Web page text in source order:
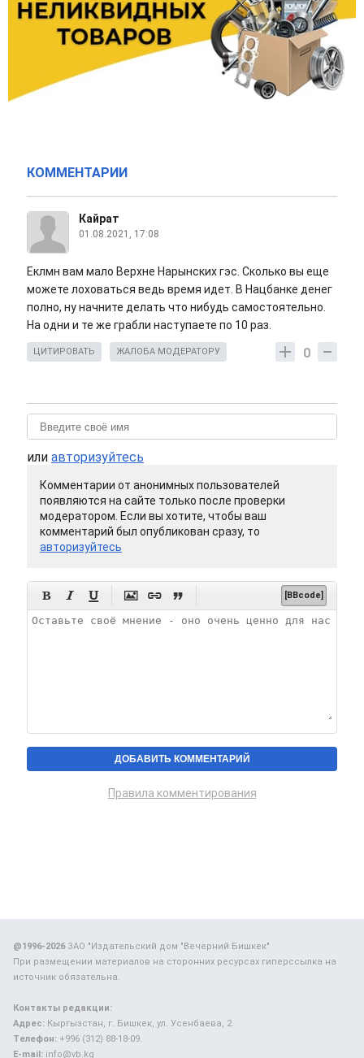
КОММЕНТАРИИ
Кайрат
01.08.2021, 17:08
Еклмн вам мало Верхне Нарынских гэс. Сколько вы еще
можете лоховаться ведь время идет. В Нацбанке денег
полно, ну начните делать что нибудь самостоятельно.
На одни и те же грабли наступаете по 10 раз.
0
ЦИТИРОВАТЬ ЖАЛОБА МОДЕРАТОРУ
или авторизуйтесь
Комментарии от анонимных пользователей
появляются на сайте только после проверки
модератором. Если вы хотите, чтобы ваш
комментарий был опубликован сразу, то
авторизуйтесь
      [BBcode]
Правила комментирования
@1996-2026ЗАО "Издательский дом "Вечерний Бишкек"
При размещении материалов на сторонних ресурсах гиперссылка на
источник обязательна.
Контакты редакции:
Адрес: Кыргызстан, г. Бишкек, ул. Усенбаева, 2.
Телефон: +996 (312) 88-18-09.
E-mail: info@vb.kg